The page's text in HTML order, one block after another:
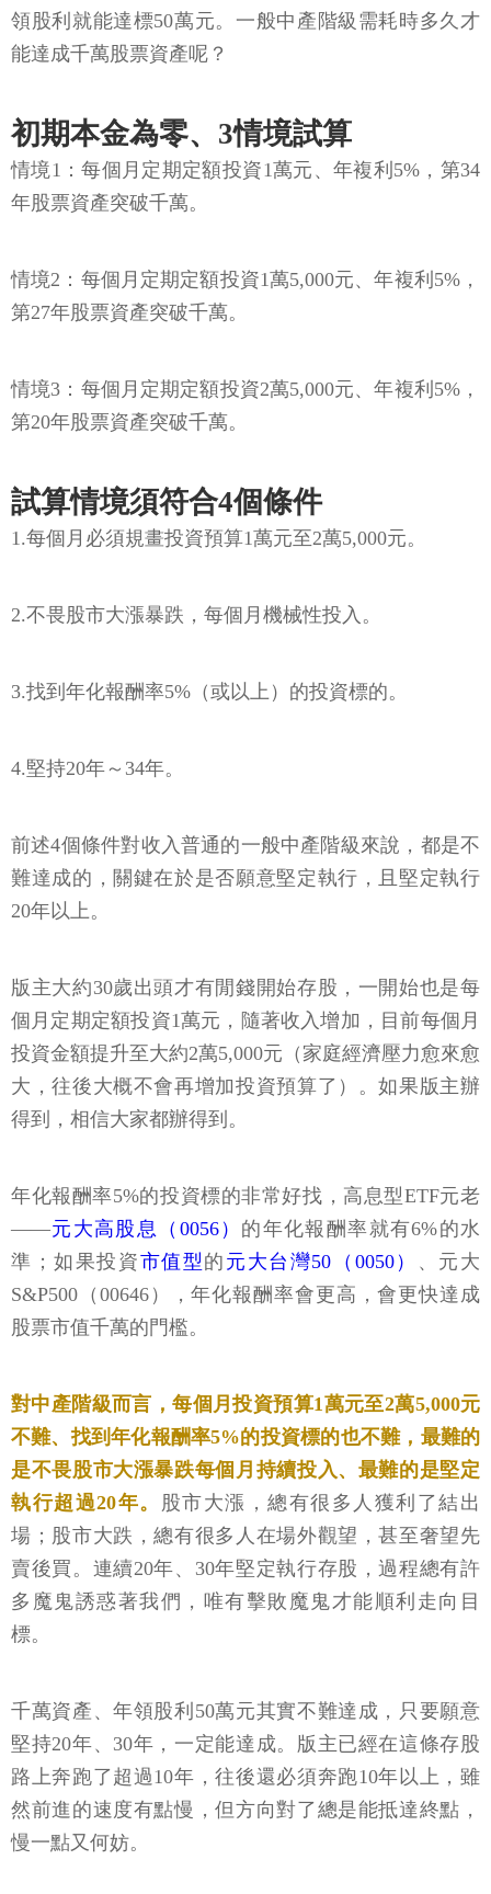
領股利就能達標50萬元。一般中產階級需耗時多久才
能達成千萬股票資產呢？
初期本金為零、3情境試算
情境1：每個月定期定額投資1萬元、年複利5%，第34
年股票資產突破千萬。
情境2：每個月定期定額投資1萬5,000元、年複利5%，
第27年股票資產突破千萬。
情境3：每個月定期定額投資2萬5,000元、年複利5%，
第20年股票資產突破千萬。
試算情境須符合4個條件
1.每個月必須規畫投資預算1萬元至2萬5,000元。
2.不畏股市大漲暴跌，每個月機械性投入。
3.找到年化報酬率5%（或以上）的投資標的。
4.堅持20年～34年。
前述4個條件對收入普通的一般中產階級來說，都是不
難達成的，關鍵在於是否願意堅定執行，且堅定執行
20年以上。
版主大約30歲出頭才有閒錢開始存股，一開始也是每
個月定期定額投資1萬元，隨著收入增加，目前每個月
投資金額提升至大約2萬5,000元（家庭經濟壓力愈來愈
大，往後大概不會再增加投資預算了）。如果版主辦
得到，相信大家都辦得到。
年化報酬率5%的投資標的非常好找，高息型ETF元老
——元大高股息（0056） 的年化報酬率就有6%的水
準；如果投資市值型 的 元大台灣50（0050）
、元大
S&P500（00646），年化報酬率會更高，會更快達成
股票市值千萬的門檻。
對中產階級而言，每個月投資預算1萬元至2萬5,000元
不難、找到年化報酬率5%的投資標的也不難，最難的
是不畏股市大漲暴跌每個月持續投入、最難的是堅定
執行超過20年。
股市大漲，總有很多人獲利了結出
場；股市大跌，總有很多人在場外觀望，甚至奢望先
賣後買。連續20年、30年堅定執行存股，過程總有許
多魔鬼誘惑著我們，唯有擊敗魔鬼才能順利走向目
標。
千萬資產、年領股利50萬元其實不難達成，只要願意
堅持20年、30年，一定能達成。版主已經在這條存股
路上奔跑了超過10年，往後還必須奔跑10年以上，雖
然前進的速度有點慢，但方向對了總是能抵達終點，
慢一點又何妨。